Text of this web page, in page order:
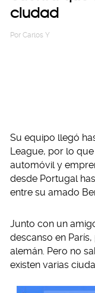
ciudad
Por Carlos Y
Su equipo llegó
League, por lo
automóvil y
desde Portugal
entre su amado
Junto con un
descanso en
alemán. Pero no
existen varias